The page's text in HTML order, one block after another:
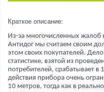
Краткое описание:
Из-за многочисленных жалоб
Антидог мы считаем своим
этом своих покупателей.
статистике, взятой из
потребителей, срабатывает в
действия прибора очень
10 метров, тогда как в